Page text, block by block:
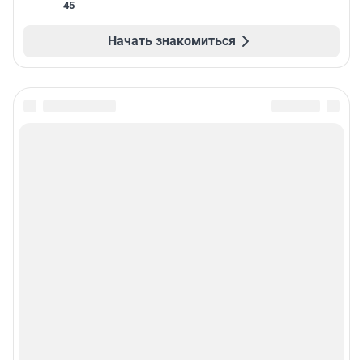
45
Начать знакомиться